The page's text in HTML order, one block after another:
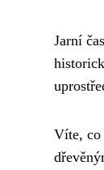
Jarní
Víte, co